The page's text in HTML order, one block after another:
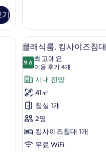
기
전
망
사
진
모
두
보
기
사
이
즈
침
대
1
개,
강
전
망
자
히
보
클
래
식
룸,
킹
사
이
즈
침
10
클래식룸, 킹사이즈침
9.69.6점 만점 중 10점
최고예요
이용 후기 4개
(이
용
후
기
4
개)
시내 전망
41㎡
침실 1개
2명
킹사이즈침대 1개
무료 WiFi